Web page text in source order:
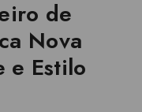
de
Nova
e Estilo